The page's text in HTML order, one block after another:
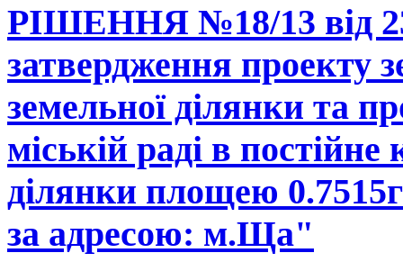
РІШЕННЯ №18/13 від
затвердження проекту
земельної ділянки та
міській раді в
ділянки площею
за адресою: м.Ща"